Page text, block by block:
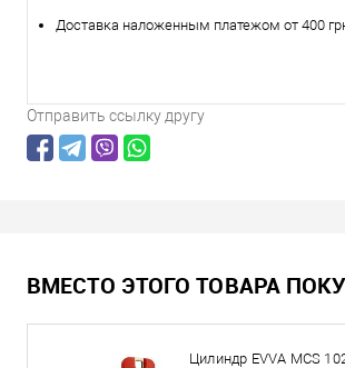
Доставка наложенным платежом от 400
Отправить ссылку другу
ВМЕСТО ЭТОГО ТОВАРА
Цилиндр EVVA MCS